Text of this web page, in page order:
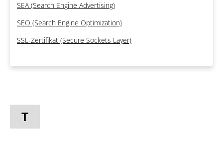
SEA (Search Engine Advertising)
SEO (Search Engine Optimization)
SSL-Zertifikat (Secure Sockets Layer)
T